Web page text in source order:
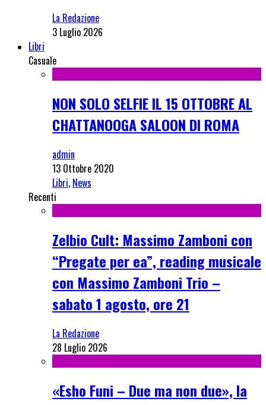
La Redazione
3 Luglio 2026
Libri
Casuale
NON SOLO SELFIE IL 15 OTTOBRE AL
CHATTANOOGA SALOON DI ROMA
admin
13 Ottobre 2020
Libri, News
Recenti
Zelbio Cult: Massimo Zamboni con
“Pregate per ea”, reading musicale
con Massimo Zamboni Trio –
sabato 1 agosto, ore 21
La Redazione
28 Luglio 2026
«Esho Funi – Due ma non due», la